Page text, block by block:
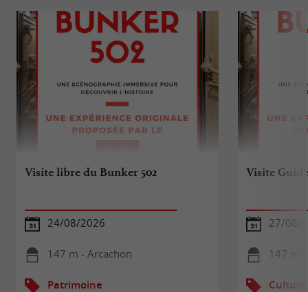
Visite libre du Bunker 502
24/08/2026
147 m - Arcachon
Patrimoine
Visite
27/08/
147 m
Culture